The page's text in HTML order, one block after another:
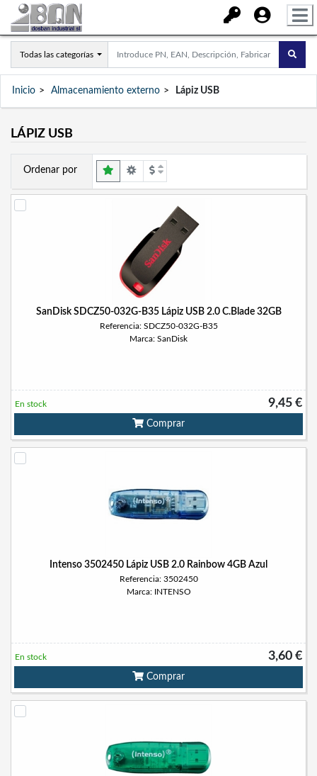
Todas las categorías
Inicio Almacenamiento externo Lápiz USB
LÁPIZ USB
Ordenar por
SanDisk SDCZ50-032G-B35 Lápiz USB 2.0 C.Blade 32GB
Referencia: SDCZ50-032G-B35
Marca: SanDisk
9,45 €
En stock
Comprar
Intenso 3502450 Lápiz USB 2.0 Rainbow 4GB Azul
Referencia: 3502450
Marca: INTENSO
3,60 €
En stock
Comprar